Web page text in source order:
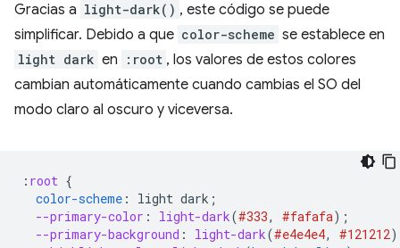
Gracias a light-dark() , este código se puede
simplificar. Debido a que color-scheme se establece en
light dark en :root , los valores de estos colores
cambian automáticamente cuando cambias el SO del
modo claro al oscuro y viceversa.
: root {
color-scheme : light dark ;
--primary-color : light-dark(#333, #fafafa);
--primary-background : light-dark(#e4e4e4, #121212